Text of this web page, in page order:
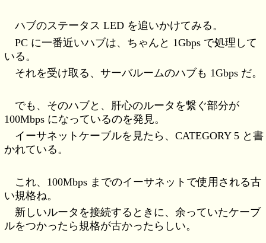
ハブのステータス LED を追いかけてみる。
PC に一番近いハブは、ちゃんと 1Gbps で処理して
いる。
それを受け取る、サーバルームのハブも 1Gbps だ。
でも、そのハブと、肝心のルータを繋ぐ部分が
100Mbps になっているのを発見。
イーサネットケーブルを見たら、CATEGORY 5 と書
かれている。
これ、100Mbps までのイーサネットで使用される古
い規格ね。
新しいルータを接続するときに、余っていたケーブ
ルをつかったら規格が古かったらしい。